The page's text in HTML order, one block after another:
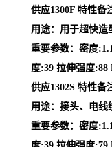
供应1300F 特性备
用途：用于超快造
重要参数：密度
度:39 拉伸强度
供应1302S 特性备
用途：接头、电线
重要参数：密度